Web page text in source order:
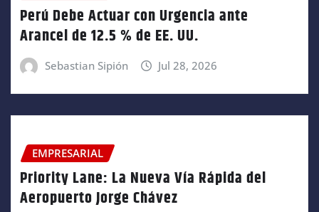
Perú Debe Actuar con Urgencia ante
Arancel de 12.5 % de EE. UU.
Sebastian Sipión Jul 28, 2026
EMPRESARIAL
Priority Lane: La Nueva Vía Rápida del
Aeropuerto Jorge Chávez